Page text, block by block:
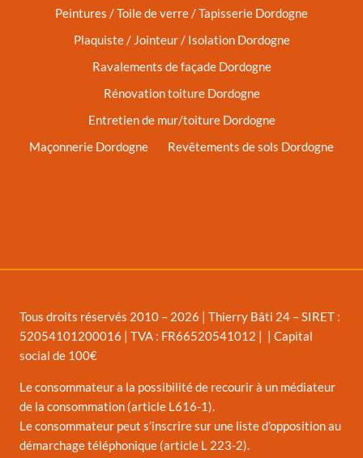
Peintures / Toile de verre / Tapisserie Dordogne
Plaquiste / Jointeur / Isolation Dordogne
Ravalements de façade Dordogne
Rénovation toiture Dordogne
Entretien de mur/toiture Dordogne
Maçonnerie Dordogne
Revêtements de sols Dordogne
Tous droits réservés 2010 – 2026 | Thierry Bâti 24 – SIRET :
52054101200016 | TVA : FR66520541012 | | Capital
social de 100€
Le consommateur a la possibilité de recourir à un médiateur
de la consommation (article L616-1).
Le consommateur peut s’inscrire sur une liste d’opposition au
démarchage téléphonique (article L 223-2).